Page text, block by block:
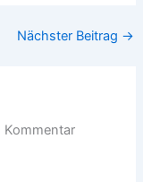
Nächster Beitrag →
Kommentar